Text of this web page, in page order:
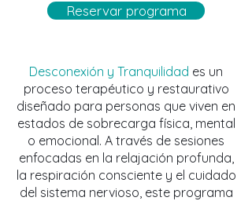
Reservar programa
Desconexión y Tranquilidad es un
proceso terapéutico y restaurativo
diseñado para personas que viven en
estados de sobrecarga física, mental
o emocional. A través de sesiones
enfocadas en la relajación profunda,
la respiración consciente y el cuidado
del sistema nervioso, este programa